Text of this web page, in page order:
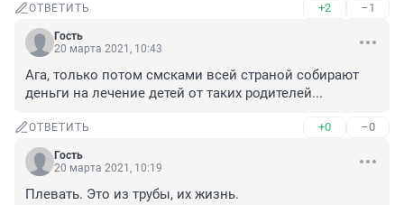
ОТВЕТИТЬ +2 –1
Гость
20 марта 2021, 10:43
Ага, только потом смсками всей страной собирают
деньги на лечение детей от таких родителей...
ОТВЕТИТЬ +0 –0
Гость
20 марта 2021, 10:19
Плевать. Это из трубы, их жизнь.